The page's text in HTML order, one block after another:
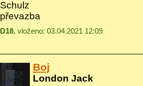
Schulz
převazba
D18, vloženo: 03.04.2021 12:09
Boj
London Jack